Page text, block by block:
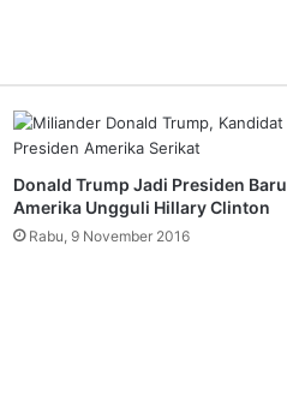
Donald Trump Jadi Presiden Baru
Amerika Ungguli Hillary Clinton
Rabu, 9 November 2016